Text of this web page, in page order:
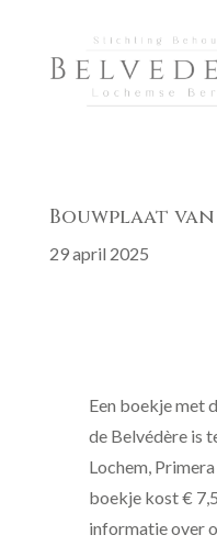
Bouwplaat
29 april 2025
Een boekje met
de Belvédère is
Lochem,
boekje kost €
informatie over